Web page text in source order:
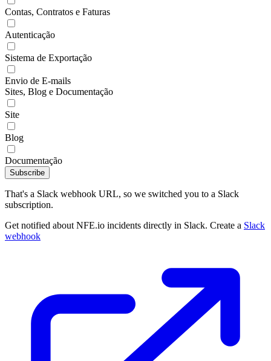
Contas, Contratos e Faturas
Autenticação
Sistema de Exportação
Envio de E-mails
Sites, Blog e Documentação
Site
Blog
Documentação
Subscribe
That's a Slack webhook URL, so we switched you to a Slack
subscription.
Get notified about NFE.io incidents directly in Slack. Create a Slack
webhook